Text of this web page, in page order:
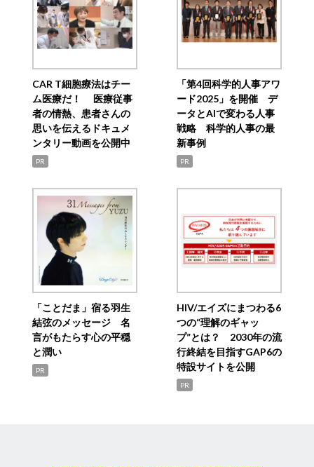
CAR T細胞療法はチー
ム医療だ！ 医療従事
者の情熱、患者さんの
思いを伝えるドキュメ
ンタリー動画を公開中
PR
「第4回科学的人事アワ
ード2025」を開催 デ
ータとAIで変わる人事
戦略 科学的人事の最
新事例
PR
「ことだま」宿る羽生
結弦のメッセージ 名
言がもたらす心の平穏
と潤い
PR
HIV/エイズにまつわる6
つの“理解のギャッ
プ”とは？ 2030年の流
行終結を目指すGAP6の
特設サイトを公開
PR